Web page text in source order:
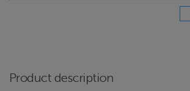
Product description